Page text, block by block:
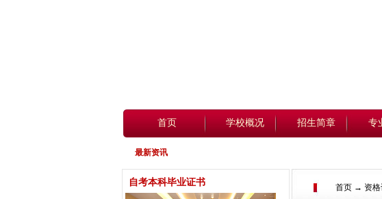
首页 学校概况 招生简章 专
最新资讯
自考本科毕业证书 首页 → 资格